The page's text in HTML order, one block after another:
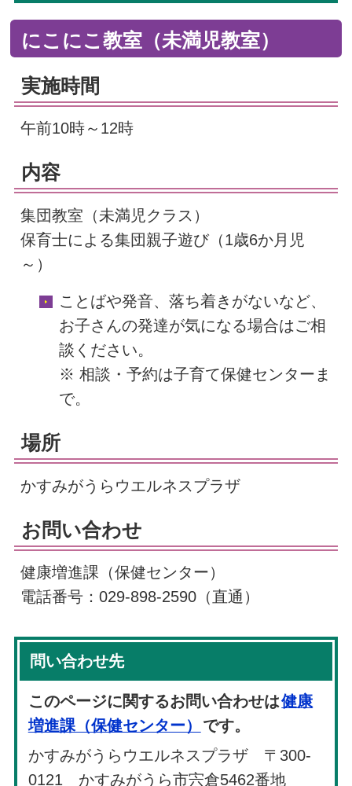
にこにこ教室（未満児教室）
実施時間
午前10時～12時
内容
集団教室（未満児クラス）
保育士による集団親子遊び（1歳6か月児
～）
ことばや発音、落ち着きがないなど、
お子さんの発達が気になる場合はご相
談ください。
※ 相談・予約は子育て保健センターま
で。
場所
かすみがうらウエルネスプラザ
お問い合わせ
健康増進課（保健センター）
電話番号：029-898-2590（直通）
問い合わせ先
このページに関するお問い合わせは健康
増進課（保健センター）
です。
かすみがうらウエルネスプラザ 〒300-
0121 かすみがうら市宍倉5462番地